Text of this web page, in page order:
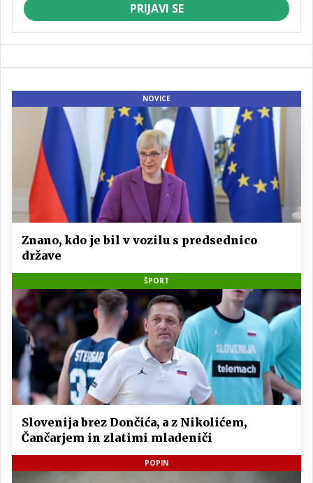
PRIJAVI SE
NOVICE
Znano, kdo je bil v vozilu s predsednico
države
ŠPORT
Slovenija brez Dončića, a z Nikolićem,
Čančarjem in zlatimi mladeniči
POPIN